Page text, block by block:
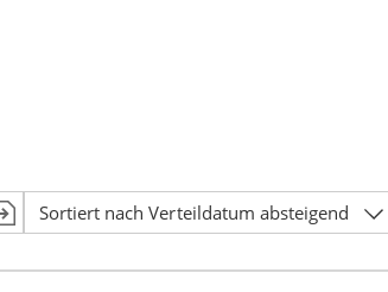
Sortiert nach Verteildatum absteigend